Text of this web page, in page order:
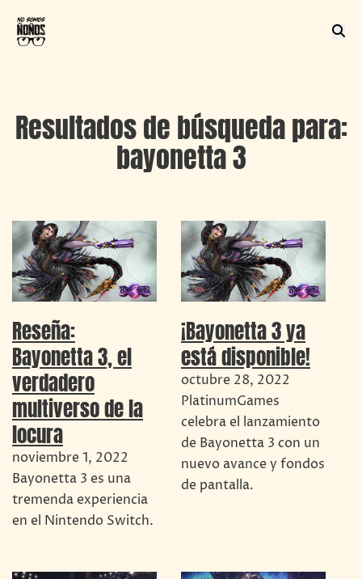
Resultados de búsqueda para:
bayonetta 3
Reseña:
Bayonetta 3, el
verdadero
multiverso de la
locura
noviembre 1, 2022
Bayonetta 3 es una
tremenda experiencia
en el Nintendo Switch.
¡Bayonetta 3 ya
está disponible!
octubre 28, 2022
PlatinumGames
celebra el lanzamiento
de Bayonetta 3 con un
nuevo avance y fondos
de pantalla.